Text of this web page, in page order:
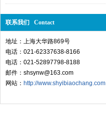
联系我们 Contact
地址：上海大华路869号
电话：021-62337638-8166
电话：021-52897798-8188
邮件：shsynw@163.com
网站： http://www.shyibiaochang.com